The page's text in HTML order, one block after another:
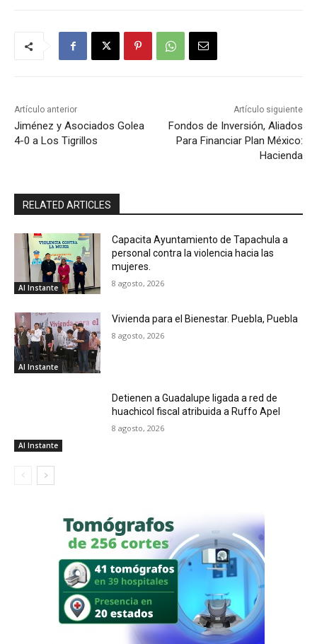
Artículo anterior
Jiménez y Asociados Golea
4-0 a Los Tigrillos
Artículo siguiente
Fondos de Inversión, Aliados
Para Financiar Plan México:
Hacienda
RELATED ARTICLES
Al Instante
Capacita Ayuntamiento de Tapachula a
personal contra la violencia hacia las
mujeres.
8 agosto, 2026
Al Instante
Vivienda para el Bienestar. Puebla, Puebla
8 agosto, 2026
Al Instante
Detienen a Guadalupe ligada a red de
huachicol fiscal atribuida a Ruffo Apel
8 agosto, 2026